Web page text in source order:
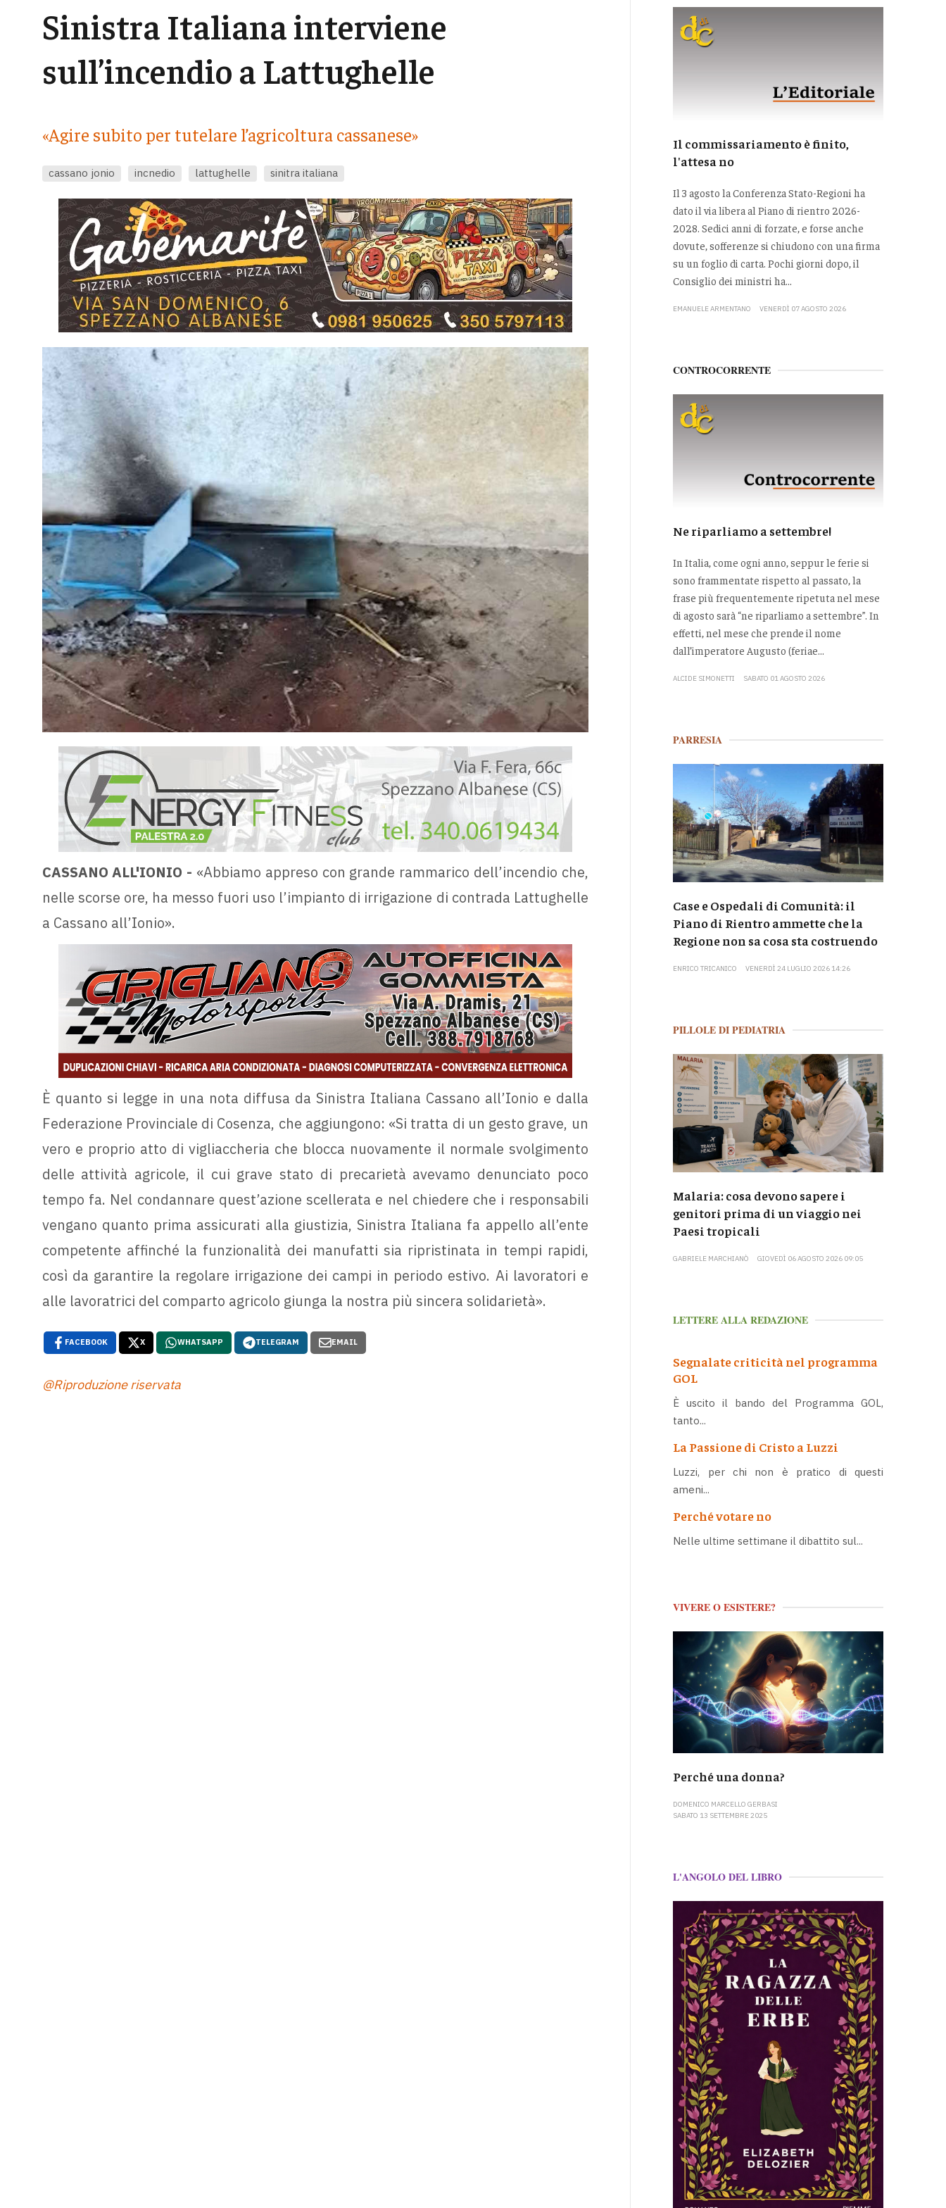
Sinistra Italiana interviene
sull’incendio a Lattughelle
«Agire subito per tutelare l’agricoltura cassanese»
cassano jonio incnedio lattughelle sinitra italiana
CASSANO ALL'IONIO - «Abbiamo appreso con grande rammarico dell’incendio che,
nelle scorse ore, ha messo fuori uso l’impianto di irrigazione di contrada Lattughelle
a Cassano all’Ionio».
È quanto si legge in una nota diffusa da Sinistra Italiana Cassano all’Ionio e dalla
Federazione Provinciale di Cosenza, che aggiungono: «Si tratta di un gesto grave, un
vero e proprio atto di vigliaccheria che blocca nuovamente il normale svolgimento
delle attività agricole, il cui grave stato di precarietà avevamo denunciato poco
tempo fa. Nel condannare quest’azione scellerata e nel chiedere che i responsabili
vengano quanto prima assicurati alla giustizia, Sinistra Italiana fa appello all’ente
competente affinché la funzionalità dei manufatti sia ripristinata in tempi rapidi,
così da garantire la regolare irrigazione dei campi in periodo estivo. Ai lavoratori e
alle lavoratrici del comparto agricolo giunga la nostra più sincera solidarietà».
FACEBOOK X WHATSAPP TELEGRAM EMAIL
@Riproduzione riservata
Il commissariamento è finito,
l'attesa no
Il 3 agosto la Conferenza Stato-Regioni ha
dato il via libera al Piano di rientro 2026-
2028. Sedici anni di forzate, e forse anche
dovute, sofferenze si chiudono con una firma
su un foglio di carta. Pochi giorni dopo, il
Consiglio dei ministri ha...
EMANUELE ARMENTANO VENERDÌ 07 AGOSTO 2026
CONTROCORRENTE
Ne riparliamo a settembre!
In Italia, come ogni anno, seppur le ferie si
sono frammentate rispetto al passato, la
frase più frequentemente ripetuta nel mese
di agosto sarà “ne riparliamo a settembre”. In
effetti, nel mese che prende il nome
dall’imperatore Augusto (feriae...
ALCIDE SIMONETTI SABATO 01 AGOSTO 2026
PARRESIA
Case e Ospedali di Comunità: il
Piano di Rientro ammette che la
Regione non sa cosa sta costruendo
ENRICO TRICANICO VENERDÌ 24 LUGLIO 2026 14:26
PILLOLE DI PEDIATRIA
Malaria: cosa devono sapere i
genitori prima di un viaggio nei
Paesi tropicali
GABRIELE MARCHIANÒ GIOVEDÌ 06 AGOSTO 2026 09:05
LETTERE ALLA REDAZIONE
Segnalate criticità nel programma
GOL
È uscito il bando del Programma GOL,
tanto...
La Passione di Cristo a Luzzi
Luzzi, per chi non è pratico di questi
ameni...
Perché votare no
Nelle ultime settimane il dibattito sul...
VIVERE O ESISTERE?
Perché una donna?
DOMENICO MARCELLO GERBASI
SABATO 13 SETTEMBRE 2025
L'ANGOLO DEL LIBRO